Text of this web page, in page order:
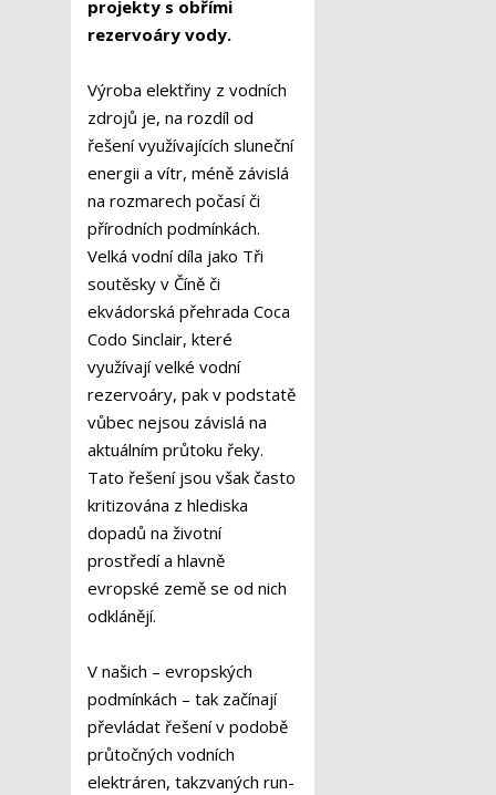
projekty s obřími
rezervoáry vody.
Výroba elektřiny z vodních
zdrojů je, na rozdíl od
řešení využívajících sluneční
energii a vítr, méně závislá
na rozmarech počasí či
přírodních podmínkách.
Velká vodní díla jako Tři
soutěsky v Číně či
ekvádorská přehrada Coca
Codo Sinclair, které
využívají velké vodní
rezervoáry, pak v podstatě
vůbec nejsou závislá na
aktuálním průtoku řeky.
Tato řešení jsou však často
kritizována z hlediska
dopadů na životní
prostředí a hlavně
evropské země se od nich
odklánějí.
V našich – evropských
podmínkách – tak začínají
převládat řešení v podobě
průtočných vodních
elektráren, takzvaných run-